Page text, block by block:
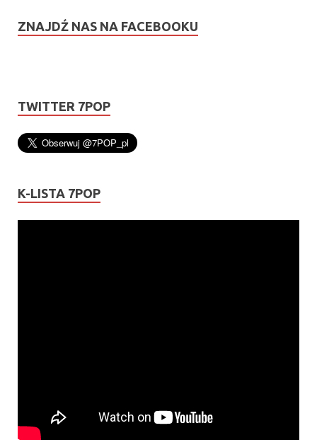
ZNAJDŹ NAS NA FACEBOOKU
TWITTER 7POP
K-LISTA 7POP